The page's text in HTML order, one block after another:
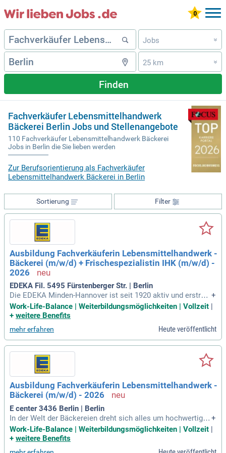
Jobs »
25 km »
Finden
Fachverkäufer Lebensmittelhandwerk
Bäckerei Berlin Jobs und Stellenangebote
110 Fachverkäufer Lebensmittelhandwerk Bäckerei
Jobs in Berlin die Sie lieben werden
Zur Berufsorientierung als Fachverkäufer
Lebensmittelhandwerk Bäckerei in Berlin
Filter
Sortierung
Ausbildung Fachverkäuferin Lebensmittelhandwerk -
Bäckerei (m/w/d) + Frischespezialistin IHK (m/w/d) -
2026
EDEKA Fil. 5495 Fürstenberger Str. | Berlin
Die EDEKA Minden-Hannover ist seit 1920 aktiv und erstrec
kt sich von der niederländischen bis zur polnischen Grenze.
Mit über 1.500 Märkten, mehrheitlich von 640 selbstständig
nsmitteleinzelhandel. Der Unternehmensverbund umfasst zu
dem vielfältige Produktionsstätten, darunter die Brot- und B
ackwarenproduktion sowie Fischverarbeitung. EDEKA setzt
auf Nachhaltigkeit und Klimaschutz, was seit mehr als 100
Jahren ein Grundprinzip darstellt. Als Fachverkäuferin oder
Fachverkäufer im Lebensmittelhandwerk, insbesondere in d
er Bäckerei, bringst du Freude in den Alltag der Kunden. Dein
Fachwissen kombiniert mit Freundlichkeit macht jeden Bes
uch zu einem besonderen Erlebnis.
+
Work-Life-Balance | Weiterbildungsmöglichkeiten | Vollzeit
+ weitere Benefits
mehr erfahren Heute veröffentlicht
Ausbildung Fachverkäuferin Lebensmittelhandwerk -
Bäckerei (m/w/d) - 2026
E center 3436 Berlin | Berlin
In der Welt der Bäckereien dreht sich alles um hochwertige
Rohstoffe und ihre kreative Verarbeitung. Du hast einen Hau
ptschulabschluss und weißt um die Bedeutung von Hygiene
+
Work-Life-Balance | Weiterbildungsmöglichkeiten | Vollzeit |
+ weitere Benefits